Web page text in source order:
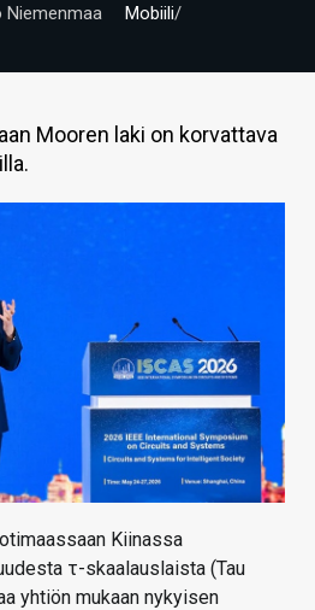
Niemenmaa Mobiili/
Mooren laki on korvattava
Kiinassa
τ-skaalauslaista (Tau
yhtiön mukaan nykyisen